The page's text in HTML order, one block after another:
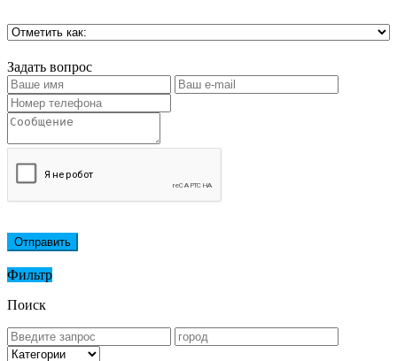
Задать вопрос
Отправить
Фильтр
Поиск